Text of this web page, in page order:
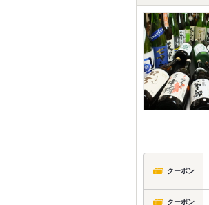
クーポン
クーポン